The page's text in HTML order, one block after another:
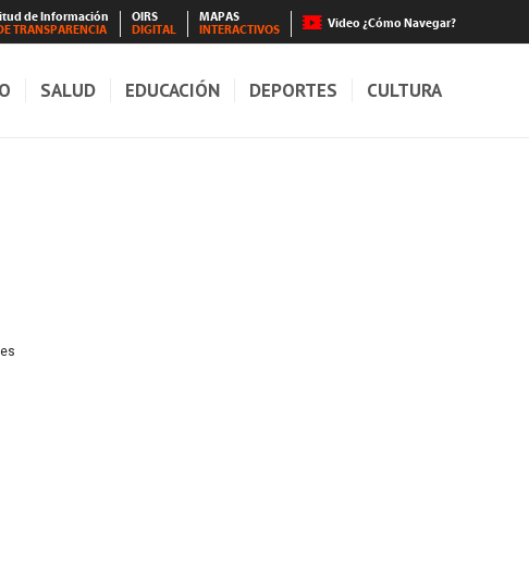
de Información
TRANSPARENCIA
OIRS
DIGITAL
MAPAS
INTERACTIVOS
Video ¿Cómo Navegar?
SALUD EDUCACIÓN DEPORTES CULTURA